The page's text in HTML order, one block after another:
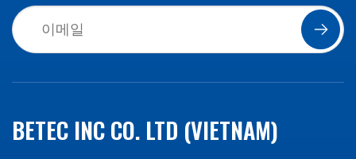
BETEC INC CO. LTD (VIETNAM)